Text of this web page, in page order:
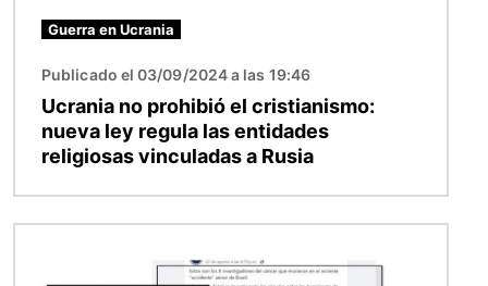
Guerra en Ucrania
Publicado el 03/09/2024 a las 19:46
Ucrania no prohibió el cristianismo:
nueva ley regula las entidades
religiosas vinculadas a Rusia